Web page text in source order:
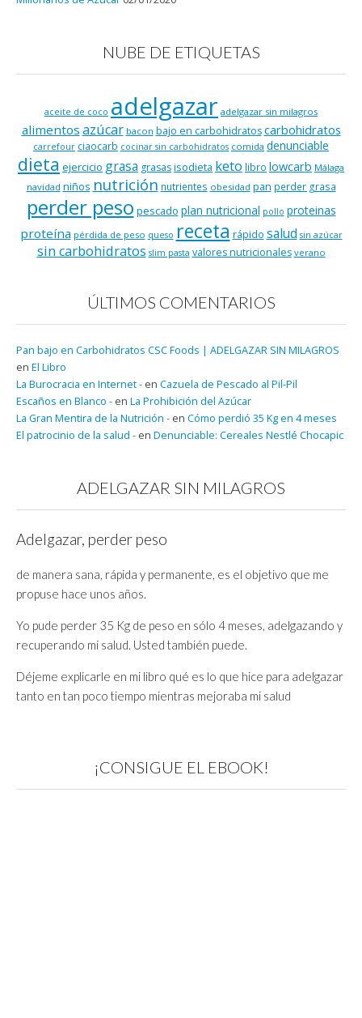
NUBE DE ETIQUETAS
aceite de coco adelgazar adelgazar sin milagros
alimentos azúcar bacon bajo en carbohidratos carbohidratos
carrefour ciaocarb cocinar sin carbohidratos comida denunciable
dieta ejercicio grasa grasasisodieta keto libro lowcarb Málaga
navidad niños nutrición nutrientes obesidad pan perder grasa
perder peso pescado plan nutricional pollo proteinas
proteína pérdida de peso queso receta rápido salud sin azúcar
sin carbohidratos slim pasta valores nutricionales verano
ÚLTIMOS COMENTARIOS
Pan bajo en Carbohidratos CSC Foods | ADELGAZAR SIN MILAGROS
en El Libro
La Burocracia en Internet - en Cazuela de Pescado al Pil-Pil
Escaños en Blanco - en La Prohibición del Azúcar
La Gran Mentira de la Nutrición - en Cómo perdió 35 Kg en 4 meses
El patrocinio de la salud - en Denunciable: Cereales Nestlé Chocapic
ADELGAZAR SIN MILAGROS
Adelgazar, perder peso
de manera sana, rápida y permanente, es el objetivo que me
propuse hace unos años.
Yo pude perder 35 Kg de peso en sólo 4 meses, adelgazando y
recuperando mi salud. Usted también puede.
Déjeme explicarle en mi libro qué es lo que hice para adelgazar
tanto en tan poco tiempo mientras mejoraba mi salud
¡CONSIGUE EL EBOOK!